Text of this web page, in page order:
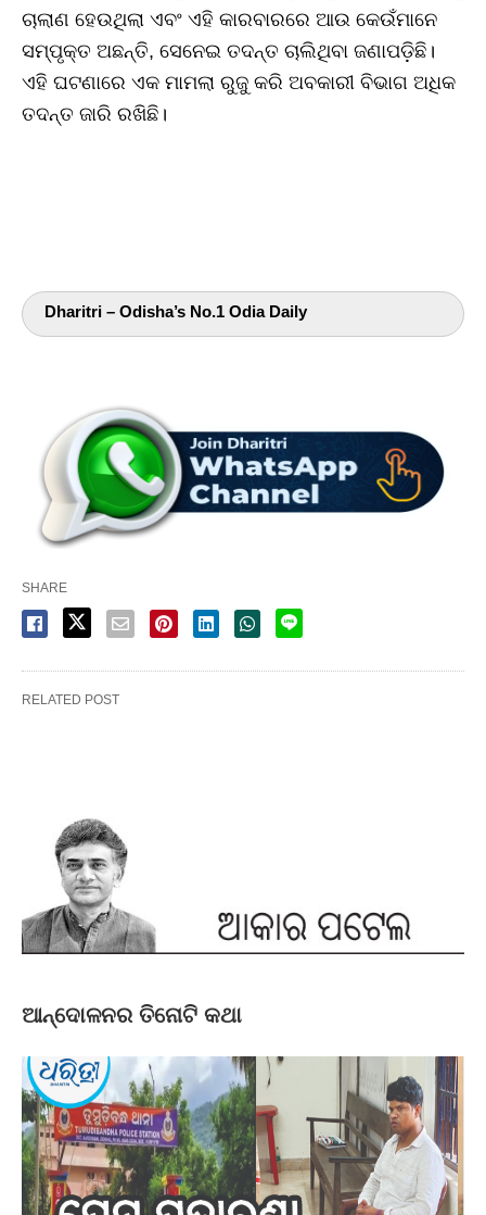
ଚାଲାଣ ହେଉଥିଲା ଏବଂ ଏହି କାରବାରରେ ଆଉ କେଉଁମାନେ
ସମ୍ପୃକ୍ତ ଅଛନ୍ତି, ସେନେଇ ତଦନ୍ତ ଚାଲିଥିବା ଜଣାପଡ଼ିଛି।
ଏହି ଘଟଣାରେ ଏକ ମାମଲା ରୁଜୁ କରି ଅବକାରୀ ବିଭାଗ ଅଧିକ
ତଦନ୍ତ ଜାରି ରଖିଛି।
Dharitri – Odisha’s No.1 Odia Daily
SHARE
RELATED POST
ଆନ୍ଦୋଳନର ତିନୋଟି କଥା